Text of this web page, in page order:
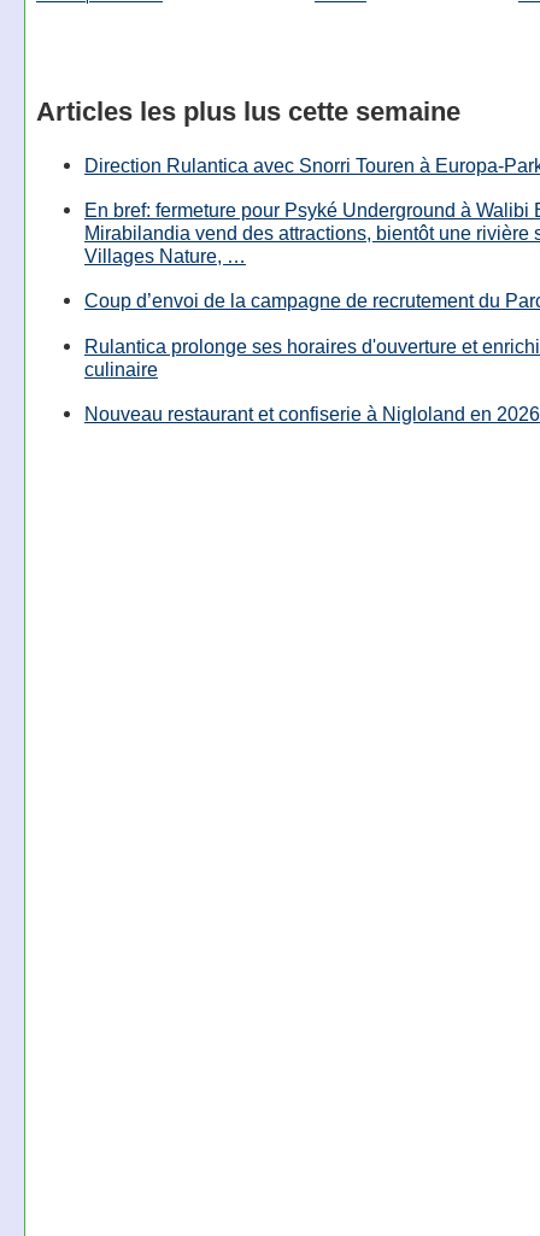
Articles les plus lus cette semaine
Direction Rulantica avec Snorri Touren à Europa-
En bref: fermeture pour Psyké Underground à Walibi
Mirabilandia vend des attractions, bientôt une rivière
Villages Nature, …
Coup d’envoi de la campagne de recrutement du
Rulantica prolonge ses horaires d'ouverture et
culinaire
Nouveau restaurant et confiserie à Nigloland en 2026